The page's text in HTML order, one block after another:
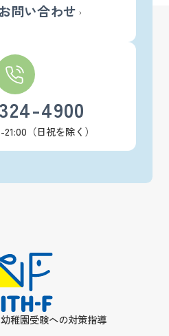
問い合わせ
4900
（日祝を除く）
稚園受験への対策指導